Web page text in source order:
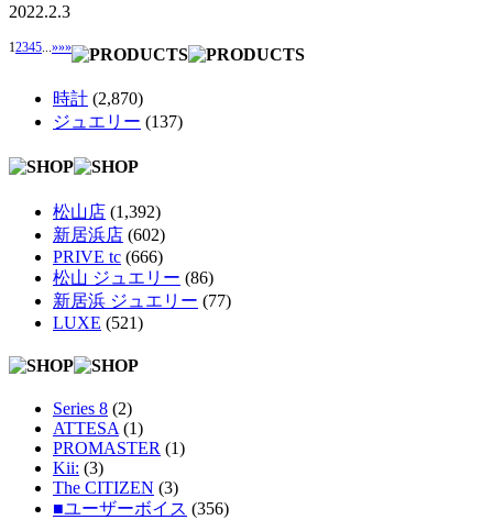
2022.2.3
12345 »»»
時計 (2,870)
ジュエリー (137)
松山店 (1,392)
新居浜店 (602)
PRIVE tc (666)
松山 ジュエリー (86)
新居浜 ジュエリー (77)
LUXE (521)
Series 8 (2)
ATTESA (1)
PROMASTER (1)
Kii: (3)
The CITIZEN (3)
■ユーザーボイス (356)